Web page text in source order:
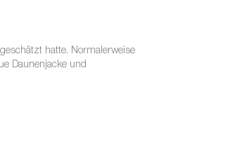
hatte. Normalerweise
Daunenjacke und